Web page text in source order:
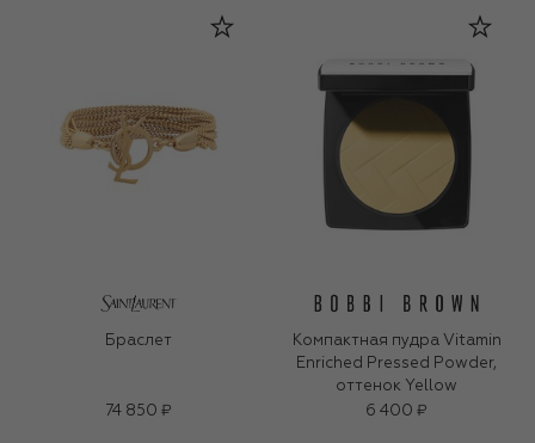
Браслет
74 850 ₽
Компактная пудра Vitamin
Enriched Pressed Powder,
оттенок Yellow
6 400 ₽